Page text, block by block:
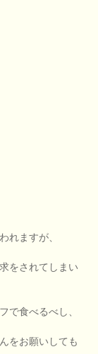
れますが、
をされてしまい
で食べるべし、
をお願いしても